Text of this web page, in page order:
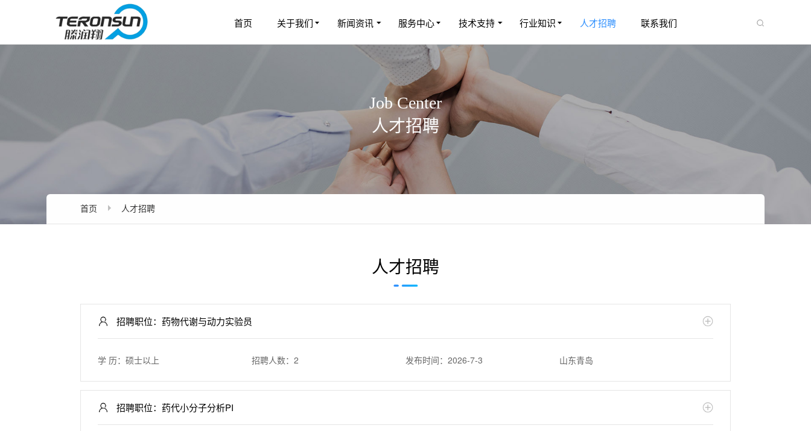
首页 关于我们 新闻资讯 服务中心 技术支持 行业知识 人才招聘 联系我们
Job Center
人才招聘
首页 人才招聘
人才招聘
招聘职位：药物代谢与动力实验员
学 历：硕士以上 招聘人数：2 发布时间：2026-7-3 山东青岛
招聘职位：药代小分子分析PI